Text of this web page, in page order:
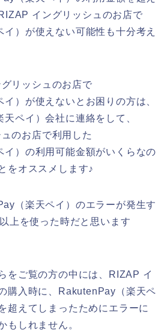
イングリッシュのお店で
）が使えない可能性も十分考え
リッシュのお店で
）が使えないとお困りの方は、
ペイ）会社に連絡をして、
のお店で利用した
）の利用可能金額がいくらなの
をオススメします♪
（楽天ペイ）のエラーが発生す
上を使った時だと思います
をご覧の方の中には、RIZAP イ
購入時に、RakutenPay（楽天ペ
超えてしまったためにエラーに
もしれません。